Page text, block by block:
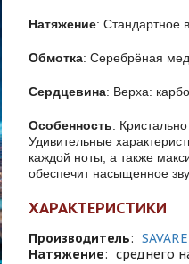
Натяжение: Стандартное
Обмотка: Серебрёная
Сердцевина: Верха:
Особенность:
Удивительные
каждой ноты, а также
обеспечит насыщенное
ХАРАКТЕРИСТИКИ
Производитель:
Натяжение: среднего